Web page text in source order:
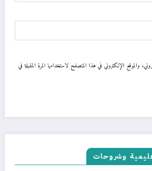
والموقع الإلكتروني في هذا المتصفح لاستخدامها المرة المقبلة في
وشروحات